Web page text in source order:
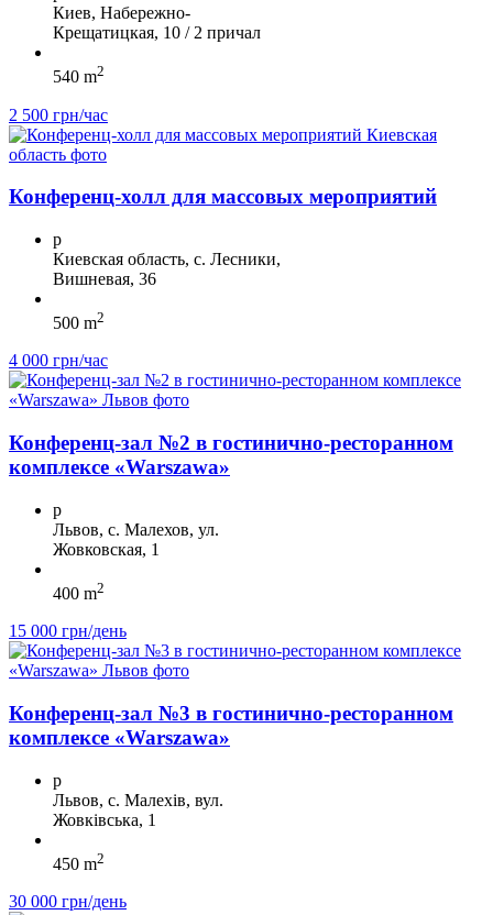
Киев, Набережно-
Крещатицкая, 10 / 2 причал
540 m2
2 500 грн/час
Конференц-холл для массовых мероприятий
p
Киевская область, с. Лесники,
Вишневая, 36
500 m2
4 000 грн/час
Конференц-зал №2 в гостинично-ресторанном
комплексе «Warszawa»
p
Львов, с. Малехов, ул.
Жовковская, 1
400 m2
15 000 грн/день
Конференц-зал №3 в гостинично-ресторанном
комплексе «Warszawa»
p
Львов, с. Малехів, вул.
Жовківська, 1
450 m2
30 000 грн/день